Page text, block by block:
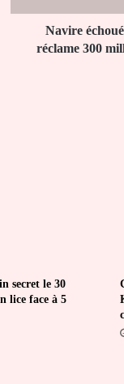
réclame
millions
Navire
réclame 300
secret le 30
lice face à 5